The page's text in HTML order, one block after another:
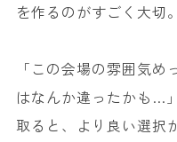
を作るのがすごく大切。
「この会場の雰囲気
はなんか違ったかも…
取ると、より良い選択